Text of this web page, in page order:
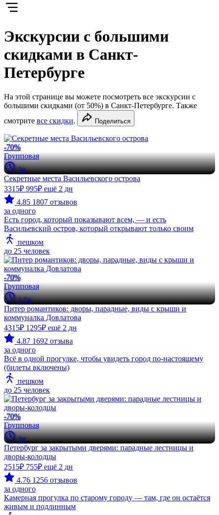
Экскурсии с большими
скидками в Санкт-
Петербурге
На этой странице вы можете посмотреть все экскурсии с
большими скидками (от 50%) в Санкт-Петербурге. Также
смотрите все скидки. Поделиться
-70%
Групповая
2ч
Секретные места Васильевского острова
3315₽ 995₽ ещё 2 дн
4.85 1807 отзывов
за одного
Есть город, который показывают всем, — и есть
Васильевский остров, который открывают только своим
пешком
до 25 человек
-70%
Групповая
2.5ч
Питер романтиков: дворы, парадные, виды с крыши и
коммуналка Довлатова
4315₽ 1295₽ ещё 2 дн
4.87 1692 отзыва
за одного
Всё в одной прогулке, чтобы увидеть город по-настоящему
(билеты включены)
пешком
до 25 человек
-70%
Групповая
2ч
Петербург за закрытыми дверями: парадные лестницы и
дворы-колодцы
2515₽ 755₽ ещё 2 дн
4.76 1256 отзывов
за одного
Камерная прогулка по старому городу — там, где он остаётся
живым и подлинным